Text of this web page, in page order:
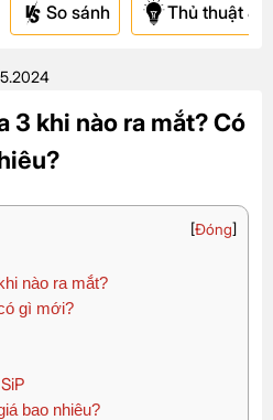
So sánh Thủ thuật &
3 khi nào ra mắt? Có
[Đóng]
nào ra mắt?
gì mới?
bao nhiêu?